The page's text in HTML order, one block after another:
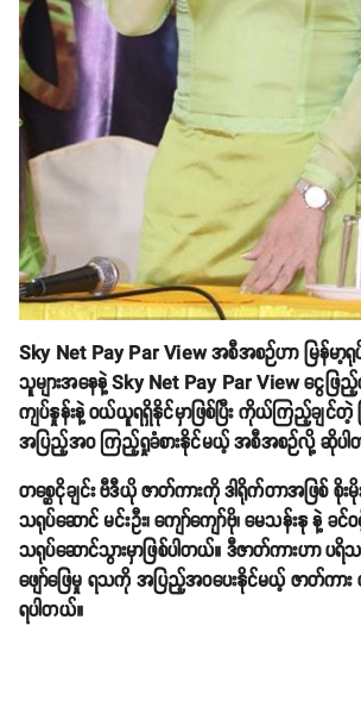
Sky Net Pay Par View အစီအစဉ်ဟာ မြန်မာ့
သူများအနေနဲ့ Sky Net Pay Par View ငွေဖ
ကျပ်နှုန်းနဲ့ ဝယ်ယူရရှိနိုင်မှာဖြစ်ပြီး ကိုယ်ကြည့်ချင်
အပြည့်အဝ ကြည့်ရှုခံစားနိုင်မယ့် အစီအစဉ်လို့ ဆိုပါ
တစ္ဆေငိုချင်း ဗီဒီယို ဇာတ်ကားကို ဒါရိုက်တာအဖြစ် စိုးမို
သရုပ်ဆောင် မင်းဦး၊ ကျော်ကျော်ဗို၊ မေသန်းနု နဲ့
သရုပ်ဆောင်သွားမှာဖြစ်ပါတယ်။ ဒီဇာတ်ကားဟာ
ဖျော်ဖြေမှု ရသကို အပြည့်အဝပေးနိုင်မယ့် ဇာတ်က
ရပါတယ်။